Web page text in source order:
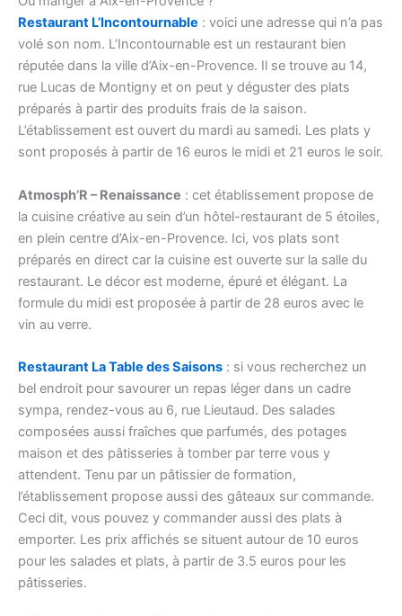
Restaurant L’Incontournable : voici une adresse qui n’a pas
volé son nom. L’Incontournable est un restaurant bien
réputée dans la ville d’Aix-en-Provence. Il se trouve au 14,
rue Lucas de Montigny et on peut y déguster des plats
préparés à partir des produits frais de la saison.
L’établissement est ouvert du mardi au samedi. Les plats y
sont proposés à partir de 16 euros le midi et 21 euros le soir.
Atmosph’R – Renaissance : cet établissement propose de
la cuisine créative au sein d’un hôtel-restaurant de 5 étoiles,
en plein centre d’Aix-en-Provence. Ici, vos plats sont
préparés en direct car la cuisine est ouverte sur la salle du
restaurant. Le décor est moderne, épuré et élégant. La
formule du midi est proposée à partir de 28 euros avec le
vin au verre.
Restaurant La Table des Saisons : si vous recherchez un
bel endroit pour savourer un repas léger dans un cadre
sympa, rendez-vous au 6, rue Lieutaud. Des salades
composées aussi fraîches que parfumés, des potages
maison et des pâtisseries à tomber par terre vous y
attendent. Tenu par un pâtissier de formation,
l’établissement propose aussi des gâteaux sur commande.
Ceci dit, vous pouvez y commander aussi des plats à
emporter. Les prix affichés se situent autour de 10 euros
pour les salades et plats, à partir de 3.5 euros pour les
pâtisseries.